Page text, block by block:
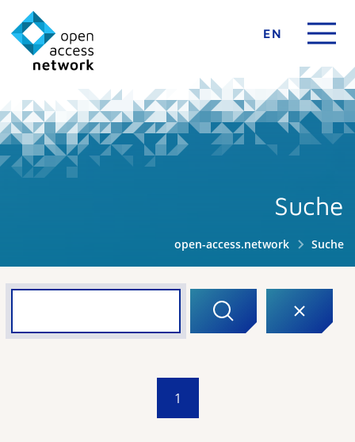
EN
Suche
open-access.network Suche
1